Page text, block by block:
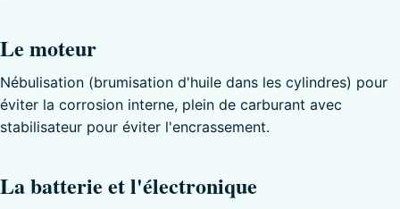
Le moteur
Nébulisation (brumisation d'huile dans les cylindres) pour
éviter la corrosion interne, plein de carburant avec
stabilisateur pour éviter l'encrassement.
La batterie et l'électronique